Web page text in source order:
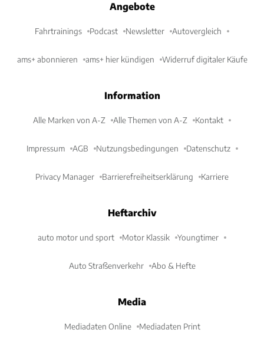
Angebote
Fahrtrainings Podcast Newsletter Autovergleich
ams+ abonnieren ams+ hier kündigen Widerruf digitaler Käufe
Information
Alle Marken von A-Z Alle Themen von A-Z Kontakt
Impressum AGB Nutzungsbedingungen Datenschutz
Privacy Manager Barrierefreiheitserklärung Karriere
Heftarchiv
auto motor und sport Motor Klassik Youngtimer
Auto Straßenverkehr Abo & Hefte
Media
Mediadaten Online Mediadaten Print